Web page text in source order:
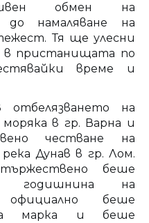
обмен на
намаляване на
Тя ще улесни
в пристанищата по
време и
на
в гр. Варна и
честване на
Дунав в гр. Лом.
беше
годишнина на
беше
марка и беше